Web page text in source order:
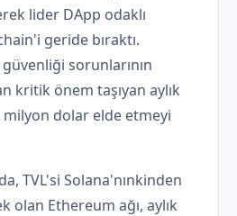
lider DApp odaklı
geride bıraktı.
sorunlarının
kritik önem taşıyan aylık
dolar elde etmeyi
TVL'si Solana'nınkinden
olan Ethereum ağı, aylık